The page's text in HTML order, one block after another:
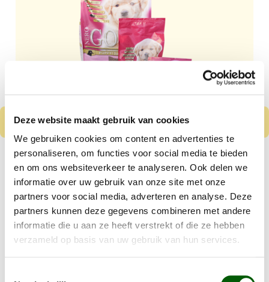
Deze website maakt gebruik van cookies
We gebruiken cookies om content en advertenties te
personaliseren, om functies voor social media te bieden
en om ons websiteverkeer te analyseren. Ook delen we
informatie over uw gebruik van onze site met onze
partners voor social media, adverteren en analyse. Deze
partners kunnen deze gegevens combineren met andere
informatie die u aan ze heeft verstrekt of die ze hebben
verzameld op basis van uw gebruik van hun services.
Nero Gold Puppy
Kip & Rijst
Vanaf€ 8,99
Kleine tot middelgrote puppy's
Gluten en tarwe vrij